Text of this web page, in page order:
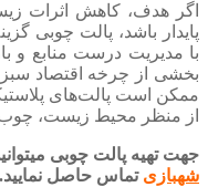
اگر هدف، کاهش اثرات
پایدار باشد، پالت چوبی
با مدیریت درست منابع و
بخشی از چرخه اقتصاد
ممکن است پالت‌های
از منظر محیط زیست،
جهت تهیه پالت چوبی
شهبازی تماس حاصل نمایید.